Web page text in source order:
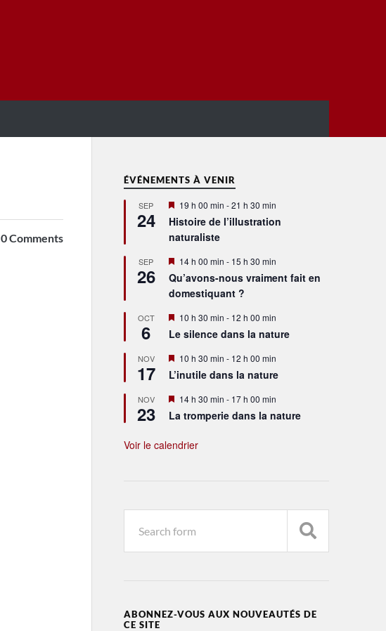
0Comments
ÉVÉNEMENTS À VENIR
SEP
24
Mis
avant
19 h 00 min -21 h 30 min
Histoire de l’illustration
naturaliste
SEP
26
Mis
en
avant
14 h 00 min - 15 h 30 min
Qu’avons-nous vraiment fait en
domestiquant ?
OCT
6
Mis
avant
10 h 30 min - 12 h 00 min
Le silence dans la nature
NOV
17
Mis
en
avant
10 h 30 min - 12 h 00 min
L’inutile dans la nature
NOV
23
Mis
avant
14 h 30 min - 17 h 00 min
La tromperie dans la nature
Voir le calendrier
ABONNEZ-VOUS AUX NOUVEAUTÉS DE
CE SITE